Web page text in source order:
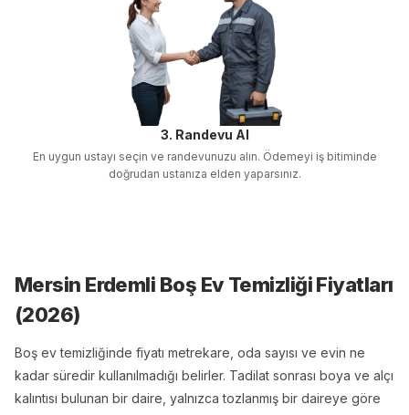
3. Randevu Al
En uygun ustayı seçin ve randevunuzu alın. Ödemeyi iş bitiminde
doğrudan ustanıza elden yaparsınız.
Mersin Erdemli Boş Ev TemizliğiFiyatları
(2026)
Boş ev temizliğinde fiyatı metrekare, oda sayısı ve evin ne
kadar süredir kullanılmadığı belirler. Tadilat sonrası boya ve alçı
kalıntısı bulunan bir daire, yalnızca tozlanmış bir daireye göre